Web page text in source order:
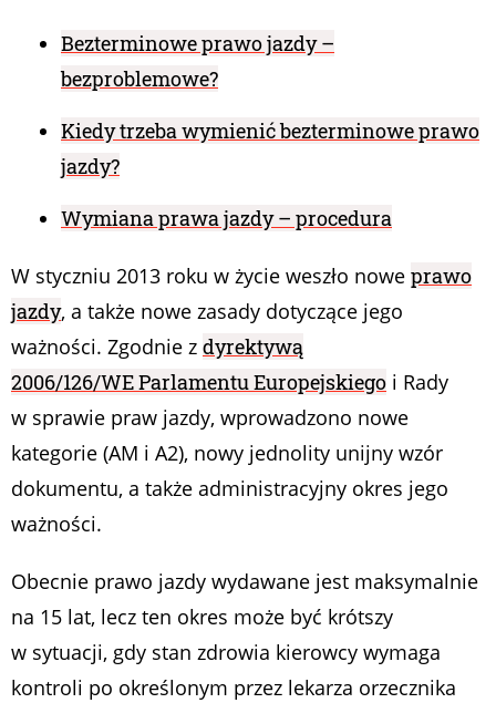
Bezterminowe prawo jazdy –
bezproblemowe?
Kiedy trzeba wymienić bezterminowe prawo
jazdy?
Wymiana prawa jazdy – procedura
W styczniu 2013 roku w życie weszło nowe prawo
jazdy, a także nowe zasady dotyczące jego
ważności. Zgodnie z dyrektywą
2006/126/WE Parlamentu Europejskiego i Rady
w sprawie praw jazdy, wprowadzono nowe
kategorie (AM i A2), nowy jednolity unijny wzór
dokumentu, a także administracyjny okres jego
ważności.
Obecnie prawo jazdy wydawane jest maksymalnie
na 15 lat, lecz ten okres może być krótszy
w sytuacji, gdy stan zdrowia kierowcy wymaga
kontroli po określonym przez lekarza orzecznika